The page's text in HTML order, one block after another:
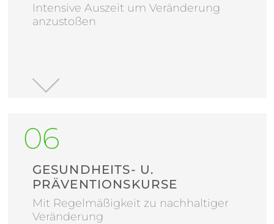
Intensive Auszeit um Veränderung
anzustoßen
GESUNDHEITS- U.
PRÄVENTIONSKURSE
Mit Regelmäßigkeit zu nachhaltiger
Veränderung